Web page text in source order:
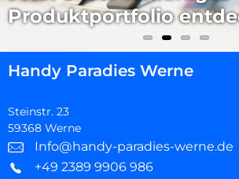
Produktportfolio
Handy Paradies Werne
Steinstr. 23
59368 Werne
Info@handy-paradies-werne.de
+49 2389 9906 986